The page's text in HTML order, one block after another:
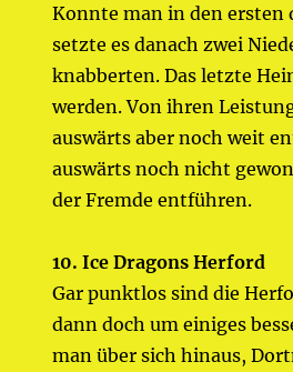
Konnte man in den ersten
setzte es danach zwei
knabberten. Das letzte
werden. Von ihren
auswärts aber noch weit
auswärts noch nicht
der Fremde entführen.
10. Ice Dragons Herford
Gar punktlos sind die
dann doch um einiges
man über sich hinaus,